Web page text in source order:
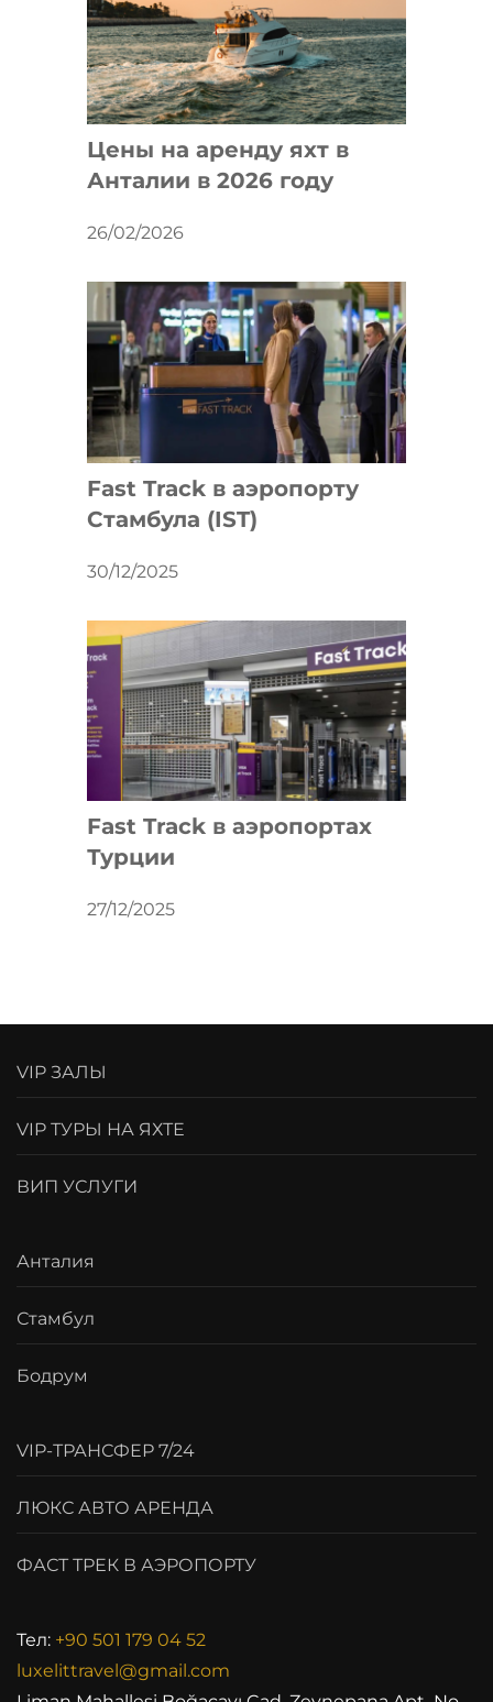
Цены на аренду яхт в
Анталии в 2026 году
26/02/2026
Fast Track в аэропорту
Стамбула (IST)
30/12/2025
Fast Track в аэропортах
Турции
27/12/2025
VIP ЗАЛЫ
VIP ТУРЫ НА ЯХТЕ
ВИП УСЛУГИ
Анталия
Стамбул
Бодрум
VIP-ТРАНСФЕР 7/24
ЛЮКС АВТО АРЕНДА
ФАСТ ТРЕК В АЭРОПОРТУ
Тел: +90 501 179 04 52
luxelittravel@gmail.com